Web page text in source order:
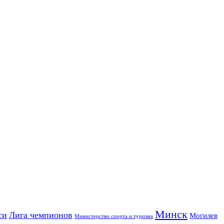
Лига чемпионов Министерство спорта и туризма Минск Могилев